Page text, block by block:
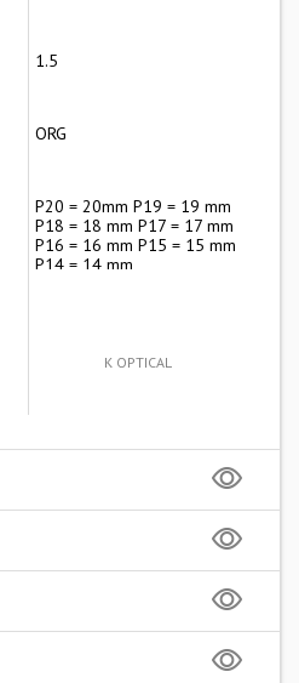
1.5
ORG
P20 = 20mm P19 = 19 mm
P18 = 18 mm P17 = 17 mm
P16 = 16 mm P15 = 15 mm
P14 = 14 mm
K OPTICAL